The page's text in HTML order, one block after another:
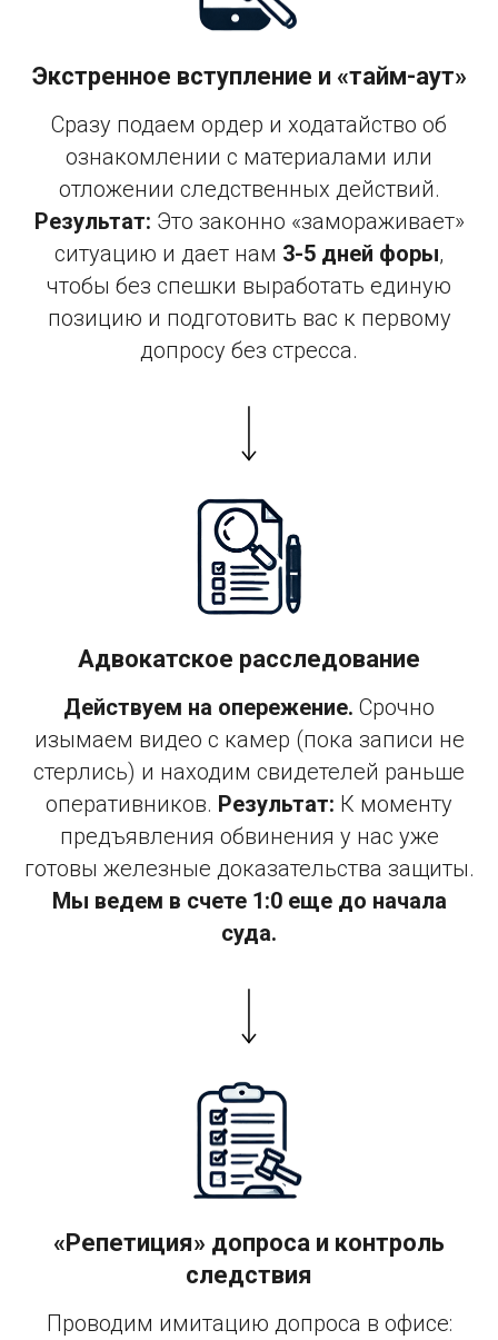
Экстренное вступление и «тайм-аут»
Сразу подаем ордер и ходатайство об
ознакомлении с материалами или
отложении следственных действий.
Результат: Это законно «замораживает»
ситуацию и дает нам 3-5 дней форы,
чтобы без спешки выработать единую
позицию и подготовить вас к первому
допросу без стресса.
Адвокатское расследование
Действуем на опережение. Срочно
изымаем видео с камер (пока записи не
стерлись) и находим свидетелей раньше
оперативников. Результат: К моменту
предъявления обвинения у нас уже
готовы железные доказательства защиты.
Мы ведем в счете 1:0 еще до начала
суда.
«Репетиция» допроса и контроль
следствия
Проводим имитацию допроса в офисе: